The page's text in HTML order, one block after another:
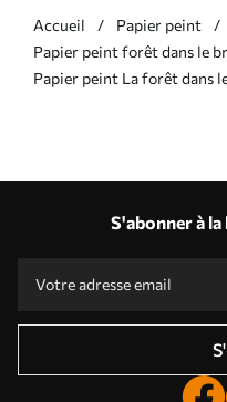
Accueil Papier peint
Papier peint forêt dans le
Papier peint La forêt dans
S'abonner à